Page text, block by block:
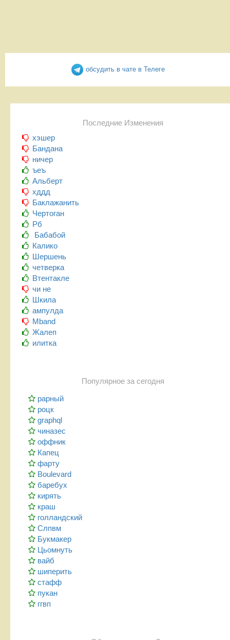
обсудить в чате в Телеге
Последние Изменения
хэшер
Бандана
ничер
ъеъ
Альберт
хддд
Баклажанить
Чертоган
Рб
Бабабой
Калико
Шершень
четверка
Втентакле
чи не
Шкила
ампулда
Mband
Жалеп
илитка
Популярное за сегодня
рарный
роцк
graphql
чиназес
оффник
Капец
фарту
Boulevard
баребух
кирять
краш
голландский
Слпвм
Букмакер
Цьомнуть
вайб
шиперить
стафф
пукан
ггвп